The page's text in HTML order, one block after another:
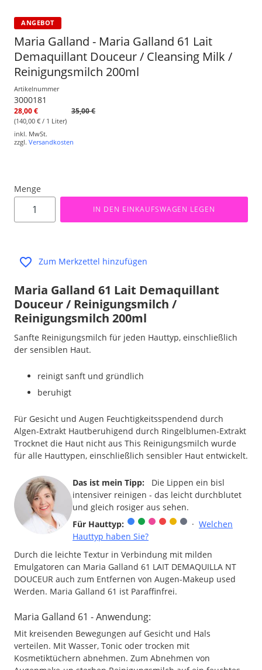
ANGEBOT
Maria Galland - Maria Galland 61 Lait
Demaquillant Douceur / Cleansing Milk /
Reinigungsmilch 200ml
Artikelnummer
3000181
28,00 €
(140,00 € / 1 Liter)
35,00 €
inkl. MwSt.
zzgl. Versandkosten
Menge
IN DEN EINKAUFSWAGEN LEGEN
Zum Merkzettel hinzufügen
Maria Galland 61 Lait Demaquillant
Douceur / Reinigungsmilch /
Reinigungsmilch 200ml
Sanfte Reinigungsmilch für jeden Hauttyp, einschließlich
der sensiblen Haut.
reinigt sanft und gründlich
beruhigt
Für Gesicht und Augen Feuchtigkeitsspendend durch
Algen-Extrakt Hautberuhigend durch Ringelblumen-Extrakt
Trocknet die Haut nicht aus This Reinigungsmilch wurde
für alle Hauttypen, einschließlich sensibler Haut entwickelt.
Das ist mein Tipp: Die Lippen ein bisl
intensiver reinigen - das leicht durchblutet
und gleich rosiger aus sehen.
Für Hauttyp:
· Welchen
Hauttyp haben Sie?
Durch die leichte Textur in Verbindung mit milden
Emulgatoren can Maria Galland 61 LAIT DEMAQUILLA NT
DOUCEUR auch zum Entfernen von Augen-Makeup used
Werden. Maria Galland 61 ist Paraffinfrei.
Maria Galland 61 - Anwendung:
Mit kreisenden Bewegungen auf Gesicht und Hals
verteilen. Mit Wasser, Tonic oder trocken mit
Kosmetiktüchern abnehmen. Zum Abnehmen von